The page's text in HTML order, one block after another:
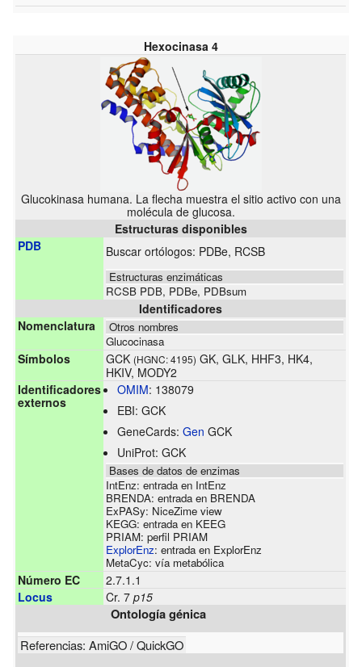
Hexocinasa 4
Glucokinasa humana. La flecha muestra el sitio activo con una
molécula de glucosa.
Estructuras disponibles
PDB
Buscar ortólogos: PDBe, RCSB
Estructuras enzimáticas
RCSB PDB, PDBe, PDBsum
Identificadores
Nomenclatura
Otros nombres
Glucocinasa
Símbolos GCK (HGNC: 4195) GK, GLK, HHF3, HK4,
HKIV, MODY2
Identificadores
externos
OMIM: 138079
EBI:GCK
GeneCards:Gen GCK
UniProt:GCK
Bases de datos de enzimas
IntEnz:entrada en IntEnz
BRENDA:entrada en BRENDA
ExPASy: NiceZime view
KEGG:entrada en KEEG
PRIAM:perfil PRIAM
ExplorEnz:entrada en ExplorEnz
MetaCyc:vía metabólica
Número EC
2.7.1.1
Locus
Cr. 7p15
Ontología génica
Referencias:AmiGO/QuickGO